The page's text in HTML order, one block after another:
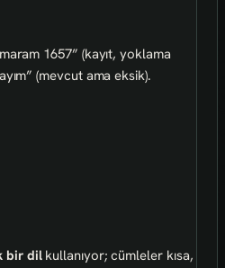
1657” (kayıt, yoklama
(mevcut ama eksik).
bir dilkullanıyor; cümleler kısa,